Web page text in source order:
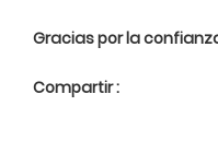
Gracias por la
Compartir :